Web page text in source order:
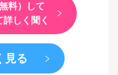
料）して
しく聞く
見る